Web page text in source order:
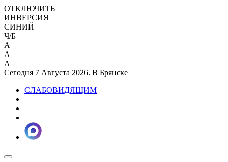
ОТКЛЮЧИТЬ
ИНВЕРСИЯ
СИНИЙ
Ч/Б
A
A
A
Сегодня 7 Августа 2026. В Брянске
СЛАБОВИДЯЩИМ